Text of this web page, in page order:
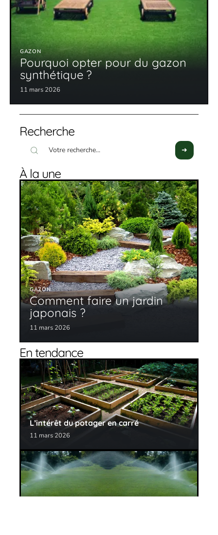
GAZON
Pourquoi opter pour du gazon
synthétique ?
11 mars 2026
Recherche
À la une
GAZON
Comment faire un jardin
japonais ?
11 mars 2026
En tendance
L’intérêt du potager en carré
11 mars 2026